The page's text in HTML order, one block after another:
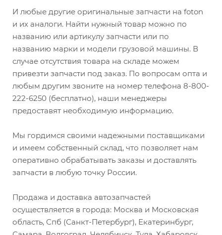
И любые другие оригинальные запчасти на foton
и их аналоги. Найти нужный товар можно по
названию или артикулу запчасти или по
названию марки и модели грузовой машины. В
случае отсутствия товара на складе можем
привезти запчасти под заказ. По вопросам опта и
любым другим звоните на номер телефона 8-800-
222-6250 (бесплатно), наши менеджеры
предоставят необходимую информацию.
Мы гордимся своими надежными поставщиками
и имеем собственный склад, что позволяет нам
оперативно обрабатывать заказы и доставлять
запчасти в любую точку России.
Продажа и доставка автозапчастей
осуществляется в города: Москва и Московская
область, Спб (Санкт-Петербург), Екатеринбург,